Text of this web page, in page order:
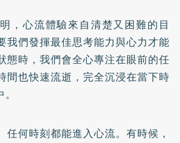
，心流體驗來自清楚又困難的目
我們發揮最佳思考能力與心力才能
態時，我們會全心專注在眼前的任
間也快速流逝，完全沉浸在當下時
任何時刻都能進入心流。有時候，